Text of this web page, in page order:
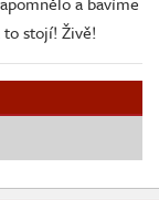
stojí! Živě!